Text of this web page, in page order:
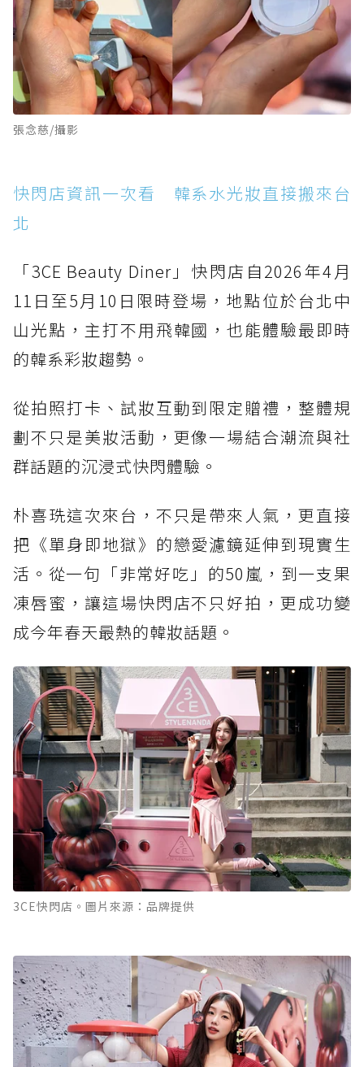
張念慈/攝影
快閃店資訊一次看 韓系水光妝直接搬來台
北
「3CE Beauty Diner」快閃店自2026年4月
11日至5月10日限時登場，地點位於台北中
山光點，主打不用飛韓國，也能體驗最即時
的韓系彩妝趨勢。
從拍照打卡、試妝互動到限定贈禮，整體規
劃不只是美妝活動，更像一場結合潮流與社
群話題的沉浸式快閃體驗。
朴喜珗這次來台，不只是帶來人氣，更直接
把《單身即地獄》的戀愛濾鏡延伸到現實生
活。從一句「非常好吃」的50嵐，到一支果
凍唇蜜，讓這場快閃店不只好拍，更成功變
成今年春天最熱的韓妝話題。
3CE快閃店。圖片來源：品牌提供